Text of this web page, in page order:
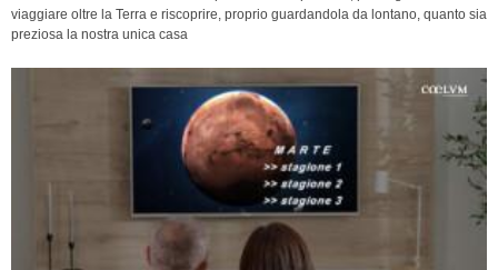
viaggiare oltre la Terra e riscoprire, proprio guardandola da lontano, quanto sia
preziosa la nostra unica casa